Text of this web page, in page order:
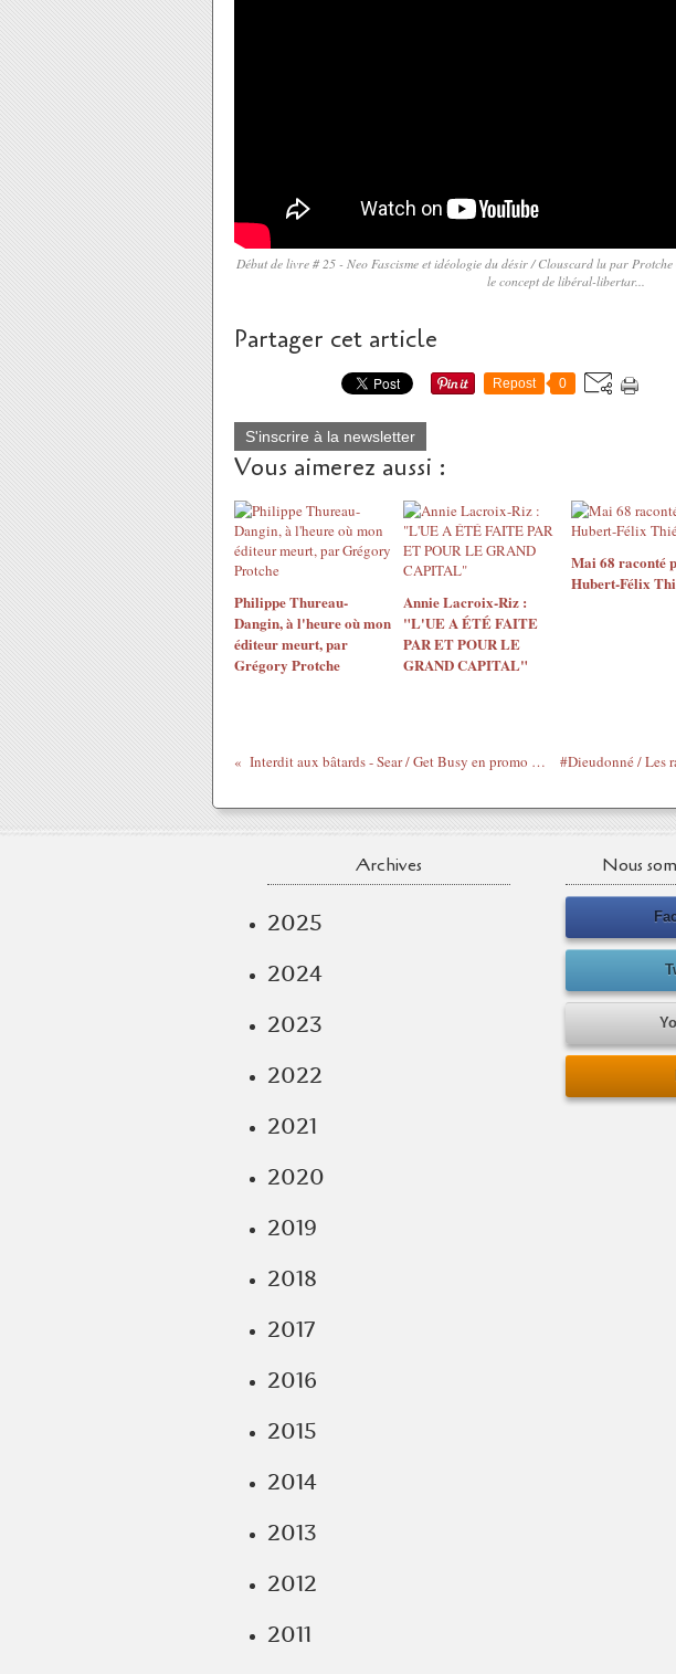
Début de livre # 25 - Neo Fascisme et idéologie du désir / Clouscard lu par
le concept de libéral-libertar...
Partager cet article
Repost 0
S'inscrire à la newsletter
Vous aimerez aussi :
Philippe Thureau-
Dangin, à l'heure où mon
éditeur meurt, par
Grégory Protche
Annie Lacroix-Riz :
"L'UE A ÉTÉ FAITE
PAR ET POUR LE
GRAND CAPITAL"
Mai 68 raconté
Hubert-Félix
Interdit aux bâtards - Sear / Get Busy en promo sur le clip de Disiz
Archives
2025
2024
2023
2022
2021
2020
2019
2018
2017
2016
2015
2014
2013
2012
2011
Nous